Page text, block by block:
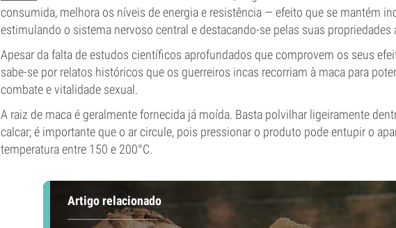
consumida, melhora os níveis de energia e resistência — efeito que se mantém
estimulando o sistema nervoso central e destacando-se pelas suas propriedades
Apesar da falta de estudos científicos aprofundados que comprovem os seus
sabe-se por relatos históricos que os guerreiros incas recorriam à maca para
combate e vitalidade sexual.
A raiz de maca é geralmente fornecida já moída. Basta polvilhar ligeiramente
calcar; é importante que o ar circule, pois pressionar o produto pode entupir o
temperatura entre 150 e 200°C.
Artigo relacionado